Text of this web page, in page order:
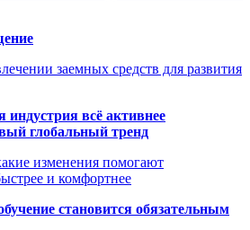
заемных средств для развития
всё активнее
глобальный тренд
изменения помогают
и комфортнее
становится обязательным